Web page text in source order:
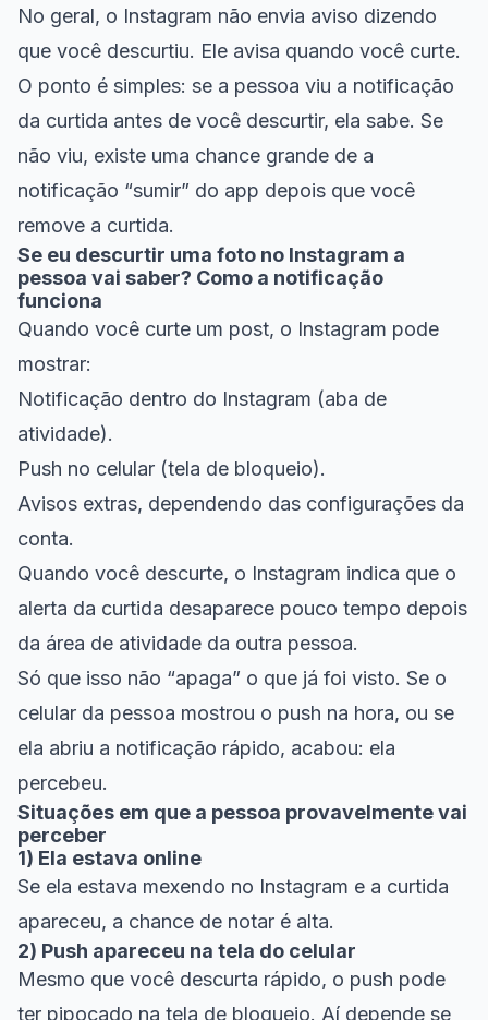
No geral, o Instagram não envia aviso dizendo
que você descurtiu. Ele avisa quando você curte.
O ponto é simples: se a pessoa viu a notificação
da curtida antes de você descurtir, ela sabe. Se
não viu, existe uma chance grande de a
notificação “sumir” do app depois que você
remove a curtida.
Se eu descurtir uma foto no Instagram a
pessoa vai saber? Como a notificação
funciona
Quando você curte um post, o Instagram pode
mostrar:
Notificação dentro do Instagram (aba de
atividade).
Push no celular (tela de bloqueio).
Avisos extras, dependendo das configurações da
conta.
Quando você descurte, o Instagram indica que o
alerta da curtida desaparece pouco tempo depois
da área de atividade da outra pessoa.
Só que isso não “apaga” o que já foi visto. Se o
celular da pessoa mostrou o push na hora, ou se
ela abriu a notificação rápido, acabou: ela
percebeu.
Situações em que a pessoa provavelmente vai
perceber
1) Ela estava online
Se ela estava mexendo no Instagram e a curtida
apareceu, a chance de notar é alta.
2) Push apareceu na tela do celular
Mesmo que você descurta rápido, o push pode
ter pipocado na tela de bloqueio. Aí depende se